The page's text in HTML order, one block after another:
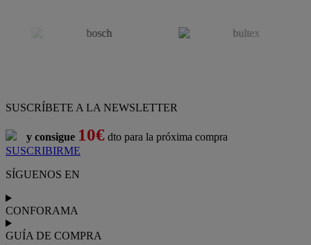
SUSCRÍBETE A LA NEWSLETTER
y consigue 10€ dto para la próxima compra
SUSCRIBIRME
SÍGUENOS EN
CONFORAMA
GUÍA DE COMPRA